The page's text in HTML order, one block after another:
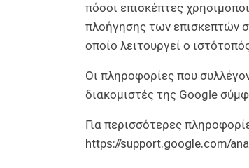
πόσοι επισκέπτες
πλοήγησης των επισκεπτών
οποίο λειτουργεί ο
Οι πληροφορίες που
διακομιστές της Google
Για περισσότερες
https://support.google.com/